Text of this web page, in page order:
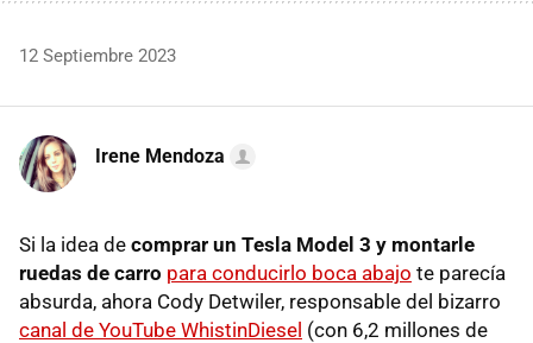
12 Septiembre 2023
Irene Mendoza
Si la idea de comprar un Tesla Model 3 y montarle
ruedas de carro para conducirlo boca abajo te parecía
absurda, ahora Cody Detwiler, responsable del bizarro
canal de YouTube WhistinDiesel (con 6,2 millones de